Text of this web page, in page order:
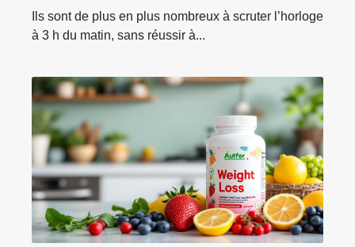
assiettes ?
Ils sont de plus en plus nombreux à scruter l’horloge
à 3 h du matin, sans réussir à...